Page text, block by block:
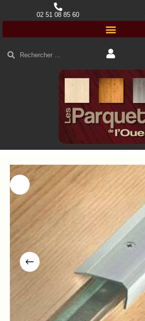
02 51 08 85 60